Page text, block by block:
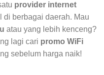
provider internet
di berbagai daerah. Mau
atau yang lebih kenceng?
lagi cari promo WiFi
sebelum harga naik!